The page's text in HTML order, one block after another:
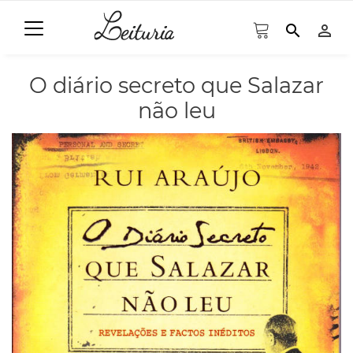
search person_outline
O diário secreto que Salazar
não leu